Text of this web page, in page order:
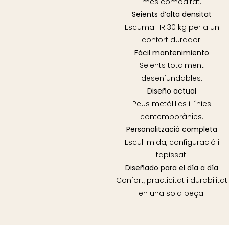
Seients d’alta densitat
Escuma HR 30 kg per a un
confort durador.
Fácil mantenimiento
Seients totalment
desenfundables.
Diseño actual
Peus metàl·lics i línies
contemporànies.
Personalització completa
Escull mida, configuració i
tapissat.
Diseñado para el día a día
Confort, practicitat i durabilitat
en una sola peça.